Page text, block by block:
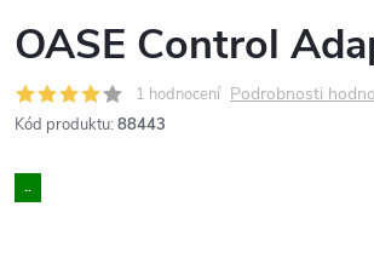
OASE Control
1 hodnocení Podrobnosti
Kód produktu: 88443
..